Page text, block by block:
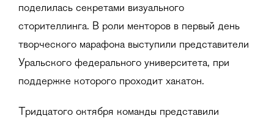
поделилась секретами визуального
сторителлинга. В роли менторов в первый день
творческого марафона выступили представители
Уральского федерального университета, при
поддержке которого проходит хакатон.
Тридцатого октября команды представили